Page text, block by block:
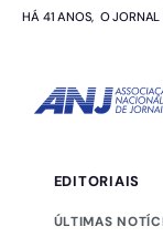
HÁ 41 ANOS, O JORNAL
EDITORIAIS
ÚLTIMAS